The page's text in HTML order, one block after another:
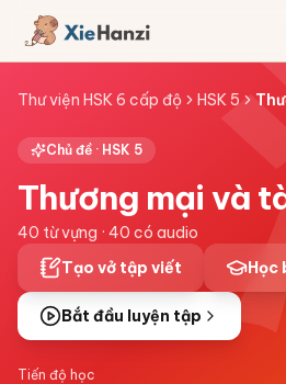
Thư viện HSK 6 cấp độ HSK 5
Chủ đề · HSK 5
Thương mại và
40 từ vựng · 40 có audio
Tạo vở tập viết
Học
Bắt đầu luyện tập
Tiến độ học